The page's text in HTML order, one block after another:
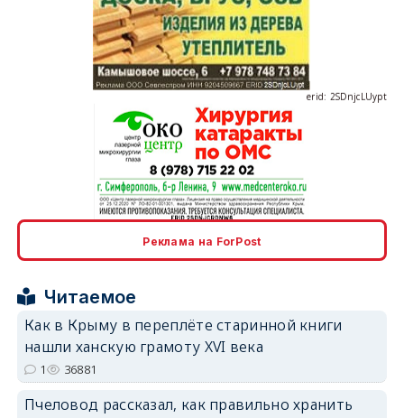
erid: 2SDnjcLUypt
erid: 2SDnjcrDNw6
Реклама на ForPost
Читаемое
Как в Крыму в переплёте старинной книги
нашли ханскую грамоту XVI века
1 36881
Пчеловод рассказал, как правильно хранить